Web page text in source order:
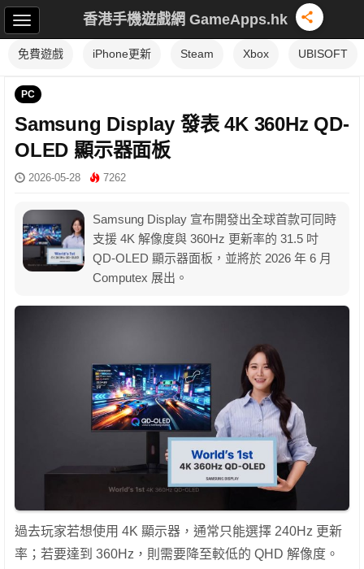
香港手機遊戲網 GameApps.hk
免費遊戲 iPhone更新 Steam Xbox UBISOFT
PC
Samsung Display 發表 4K 360Hz QD-
OLED 顯示器面板
2026-05-28 7262
Samsung Display 宣布開發出全球首款可同時
支援 4K 解像度與 360Hz 更新率的 31.5 吋
QD-OLED 顯示器面板，並將於 2026 年 6 月
Computex 展出。
過去玩家若想使用 4K 顯示器，通常只能選擇 240Hz 更新
率；若要達到 360Hz，則需要降至較低的 QHD 解像度。